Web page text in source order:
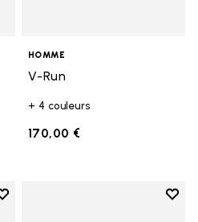
HOMME
V-Run
+ 4 couleurs
170,00 €
to wishlist
Add